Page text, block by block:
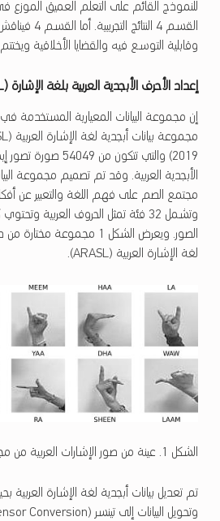
القسم 4
وقابلية التوسع فيه والقضايا الأخلاقية ويختتم القسم 5
إعداد الأحرف الأبجدية العربية بلغة الإشارة (
إن مجموعة البيانات المعيارية
2019) والتي تتكون من
الأبجدية العربية. وقد تم تصميم مجموعة
مجتمع الصم على فهم اللغة والتعبير عن
وتشمل 32 فئة تمثل الحروف العربية
الصور. ويعرض الشكل 1 مجموعة
لغة الإشارة العربية (ARASL).
الشكل 1. عينة من صور الإشارات العربية من مجموعة بيانات ARASL.
تم تعديل بيانات أبجدية لغة الإشارة العربية